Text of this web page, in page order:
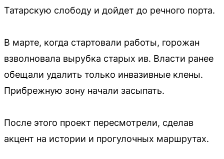
Татарскую слободу и дойдет до речного порта.
В марте, когда стартовали работы, горожан
взволновала вырубка старых ив. Власти ранее
обещали удалить только инвазивные клены.
Прибрежную зону начали засыпать.
После этого проект пересмотрели, сделав
акцент на истории и прогулочных маршрутах.